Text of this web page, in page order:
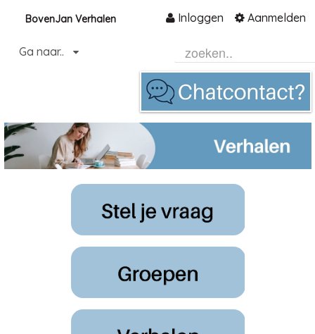
Naar content
Inloggen Aanmelden
BovenJan Verhalen
Home
Hulp en ondersteuning
Over ons platform
Ga naar..